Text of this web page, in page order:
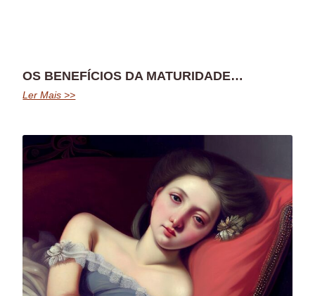
OS BENEFÍCIOS DA MATURIDADE…
Ler Mais >>